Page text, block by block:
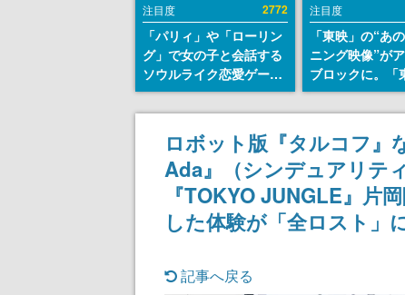
注目度 2772
「パリィ」や「ローリン
グ」で女の子と会話する
ソウルライク恋愛ゲーム
『小早川さんはソウルラ
イク』無料公開。返事に
失敗すると「YOU
DIED」
注目度
「東映」の“あ
ニング映像”が
ブロックに。「
トリカル グッ
ョン」が8月下
ロボット版『タルコフ』
Ada』（シンデュアリテ
『TOKYO JUNGLE』片
した体験が「全ロスト」
記事へ戻る